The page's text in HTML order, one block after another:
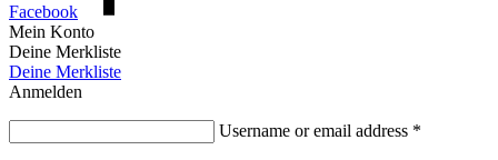
Facebook
Mein Konto
Deine Merkliste
Deine Merkliste
Anmelden
Username or email address *